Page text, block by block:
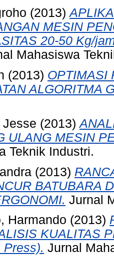
(2013)
MESIN
20-50 Kg/
Mahasiswa
(2013) OPTIMASI
ALGORITMA
Jesse (2013)
ULANG MESIN
Teknik Industri.
(2013)
BATUBARA
Jurnal
Harmando (2013)
KUALITAS
Press). Jurnal